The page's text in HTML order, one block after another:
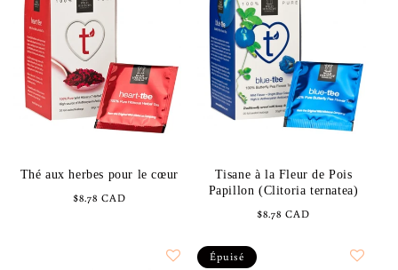
Thé aux herbes pour le cœur
Prix
$8.78 CAD
Tisane à la Fleur de Pois
Papillon (Clitoria ternatea)
Prix
$8.78 CAD
Épuisé